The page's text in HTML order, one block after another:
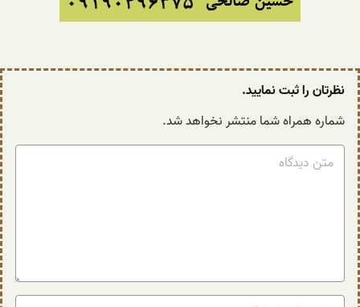
نظرتان را ثبت نمایید.
شماره همراه شما منتشر نخواهد شد.